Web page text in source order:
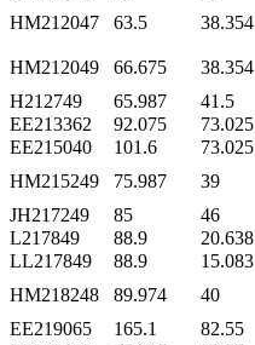
HM212047
63.5 38.354
HM212049 66.675 38.354
H212749
65.987 41.5
EE213362
92.075 73.025
EE215040
101.6 73.025
HM215249
75.987 39
JH217249
85 46
L217849
88.9 20.638
LL217849
88.9 15.083
HM218248
89.974 40
EE219065
165.1 82.55